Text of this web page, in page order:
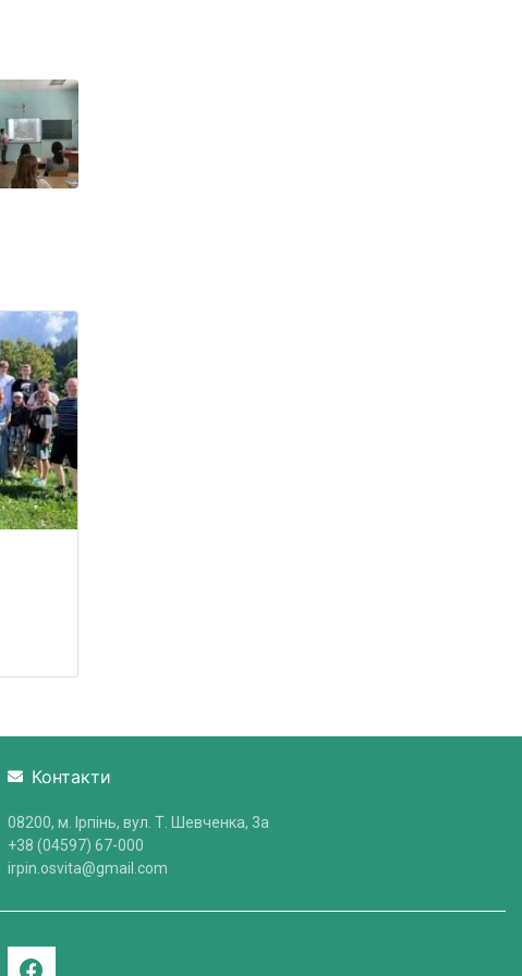
Контакти
08200, м. Ірпінь, вул. Т. Шевченка, 3a
+38 (04597) 67-000
irpin.osvita@gmail.com